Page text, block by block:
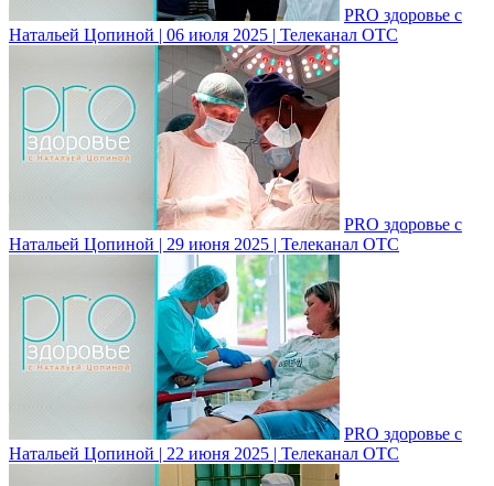
PRO здоровье с
Натальей Цопиной | 06 июля 2025 | Телеканал ОТС
PRO здоровье с
Натальей Цопиной | 29 июня 2025 | Телеканал ОТС
PRO здоровье с
Натальей Цопиной | 22 июня 2025 | Телеканал ОТС